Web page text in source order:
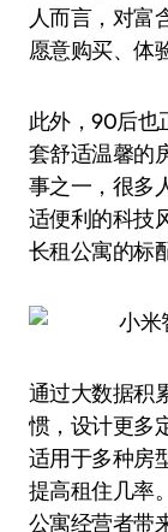
人而言，对富
愿意购买、体
此外，90后也
套舒适温馨的
事之一，很多
适便利的科技
长租公寓的标
通过大数据积
惯，设计更多
适用于多种房
提高租住几率
公寓经营者带